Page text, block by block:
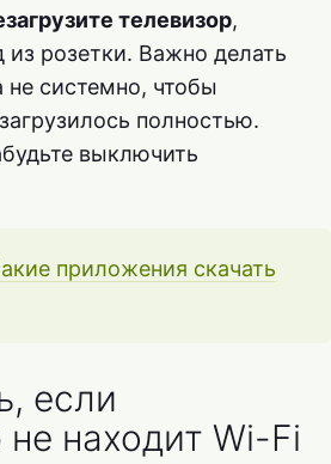
телевизор,
из розетки. Важно делать
не системно, чтобы
полностью.
выключить
приложения скачать
если
не находит Wi-Fi